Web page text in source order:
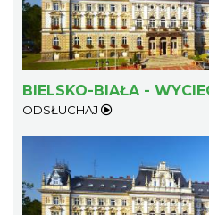
BIELSKO-BIAŁA -
ODSŁUCHAJ